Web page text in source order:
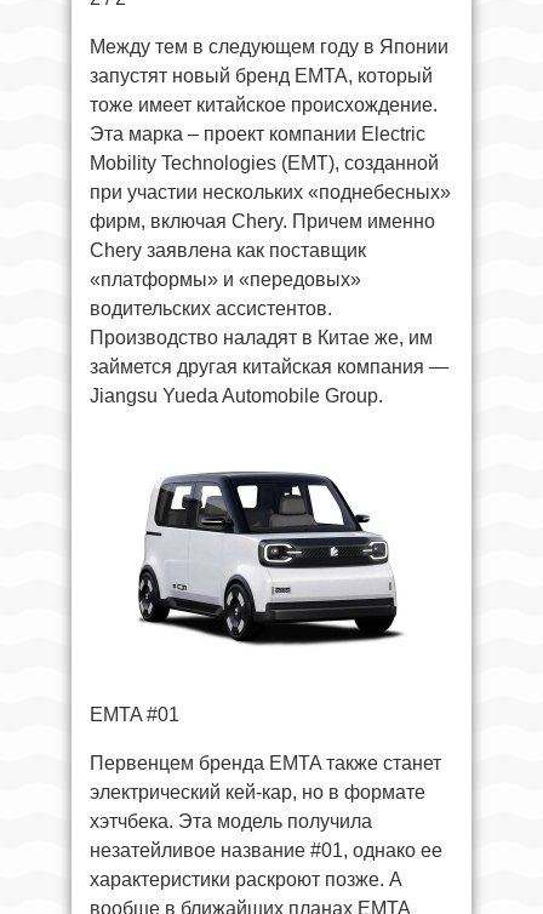
Между тем в следующем году в Японии
запустят новый бренд EMTA, который
тоже имеет китайское происхождение.
Эта марка – проект компании Electric
Mobility Technologies (EMT), созданной
при участии нескольких «поднебесных»
фирм, включая Chery. Причем именно
Chery заявлена как поставщик
«платформы» и «передовых»
водительских ассистентов.
Производство наладят в Китае же, им
займется другая китайская компания —
Jiangsu Yueda Automobile Group.
EMTA #01
Первенцем бренда EMTA также станет
электрический кей-кар, но в формате
хэтчбека. Эта модель получила
незатейливое название #01, однако ее
характеристики раскроют позже. А
вообще в ближайших планах EMTA